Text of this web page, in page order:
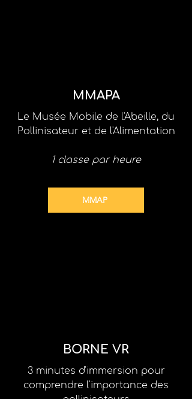
MMAPA
Le Musée Mobile de l'Abeille, du
Pollinisateur et de l'Alimentation
1 classe par heure
MMAP
BORNE VR
3 minutes d'immersion pour
comprendre l'importance des